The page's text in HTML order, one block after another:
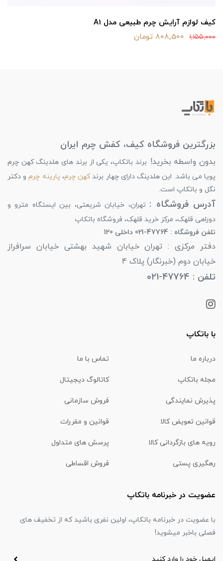
کیف لوازم آرایش چرم طبیعی مدل A1
1,155,000 808,500 تومان
بزرگترین فروشگاه کیف، کفش چرم ایران
بدون واسطه بخرید! برند باتکاپ، یکی از برند های هلدینگ کهن چرم
پویا می باشد. این هلدینگ دارای چهار برندکهن چرم، پارینه چرمو دکتر
نگل و باتکاپ است.
آدرس فروشگاه : تهران، خیابان شریعتی، بین ایستگاه مترو و
دوراهی قلهک، مرکز خرید قلهک، فروشگاه باتکاپ
تلفن فروشگاه : 47764-021 داخلی 120
دفتر مرکزی : تهران خیابان شهید بهشتی خیابان سرافراز
خیابان دوم (خبرنگار) پلاک 4
تلفن : 47764-021
با باتکاپ
درباره ما تماس با ما
مجله باتکاپ کاتالوگ دیجیتال
پذیرش نمایندگی فروش سازمانی
قوانین تعویض کالا قوانین و مقررات
رویه های بازگردانی کالا پرسش های متداول
رهگیری پستی فروش اقساطی
عضویت در خبرنامه باتکاپ
با عضویت در خبرنامه باتکاپ، اولین نفری باشید که از تخفیف های
فصلی باخبر میشوید!